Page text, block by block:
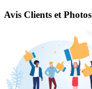
Avis Clients et Photos